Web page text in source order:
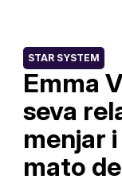
Emma
seva
menjar
mato
STAR SYSTEM